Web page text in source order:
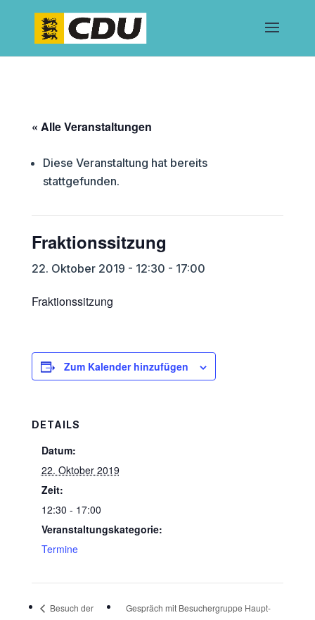
« Alle Veranstaltungen
Diese Veranstaltung hat bereits
stattgefunden.
Fraktionssitzung
22. Oktober 2019 - 12:30 - 17:00
Fraktionssitzung
Zum Kalender hinzufügen
DETAILS
Datum:
22. Oktober 2019
Zeit:
12:30 - 17:00
Veranstaltungskategorie:
Termine
Besuch der
Gespräch mit Besuchergruppe Haupt-